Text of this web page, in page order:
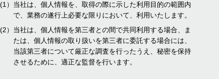
(1） 当社は、個人情報を、取得の際に示した利用目的の範囲内
で、業務の遂行上必要な限りにおいて、利用いたします。
(2） 当社は、個人情報を第三者との間で共同利用する場合、ま
たは、個人情報の取り扱いを第三者に委託する場合には、
当該第三者について厳正な調査を行ったうえ、秘密を保持
させるために、適正な監督を行います。